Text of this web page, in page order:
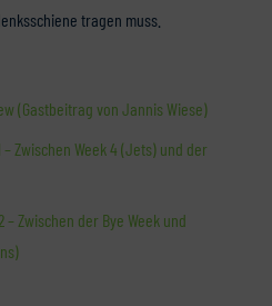
tragen muss.
(Gastbeitrag von Jannis Wiese)
– Zwischen Week 4 (Jets) und der
– Zwischen der Bye Week und